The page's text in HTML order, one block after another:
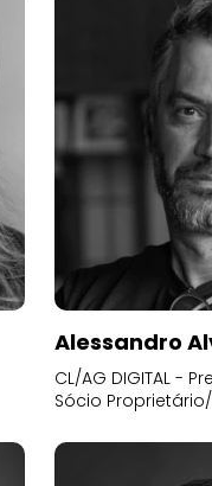
Alessandro
CL/AG DIGITAL -
Sócio